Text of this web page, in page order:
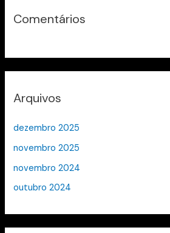
Comentários
Arquivos
dezembro 2025
novembro 2025
novembro 2024
outubro 2024